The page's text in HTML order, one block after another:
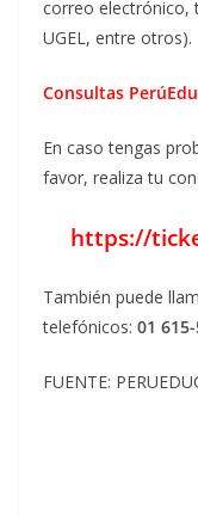
correo electrónico,
UGEL, entre otros).
Consultas
En caso tengas
favor, realiza tu
https://
También puede
telefónicos: 01
FUENTE: